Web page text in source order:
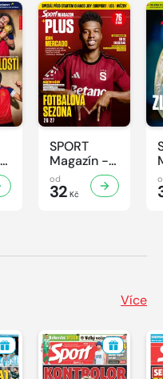
SPORT
Magazín -
30/2026
od
32 Kč
Více